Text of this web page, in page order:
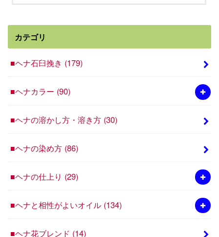
カテゴリ
■ヘナ石臼挽き (179)
■ヘナカラー (90)
■ヘナの溶かし方・溶き方 (30)
■ヘナの染め方 (86)
■ヘナの仕上り (29)
■ヘナと相性がよいオイル (134)
■ヘナ花ブレンド (14)